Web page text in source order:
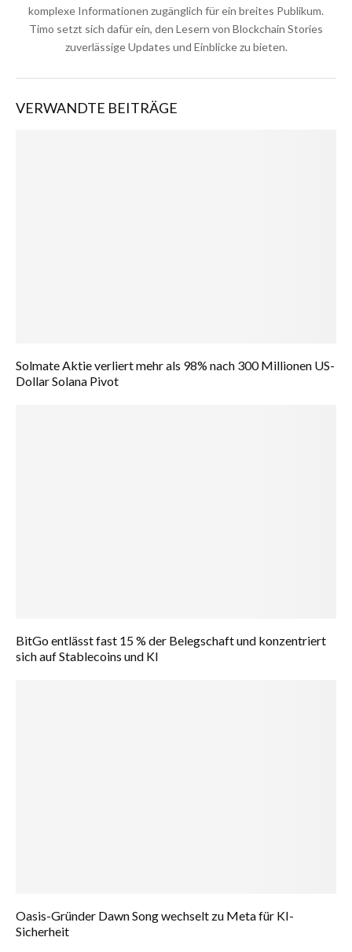
komplexe Informationen zugänglich für ein breites Publikum.
Timo setzt sich dafür ein, den Lesern von Blockchain Stories
zuverlässige Updates und Einblicke zu bieten.
VERWANDTE BEITRÄGE
Solmate Aktie verliert mehr als 98% nach 300 Millionen US-
Dollar Solana Pivot
BitGo entlässt fast 15 % der Belegschaft und konzentriert
sich auf Stablecoins und KI
Oasis-Gründer Dawn Song wechselt zu Meta für KI-
Sicherheit